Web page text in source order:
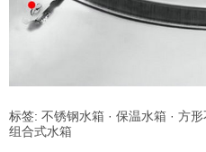
标签: 不锈钢水箱 · 保温水箱 · 方形
组合式水箱